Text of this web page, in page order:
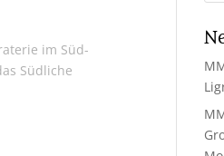
im Süd-
Südliche